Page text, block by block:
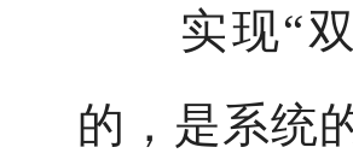
实现“双
的，是系统